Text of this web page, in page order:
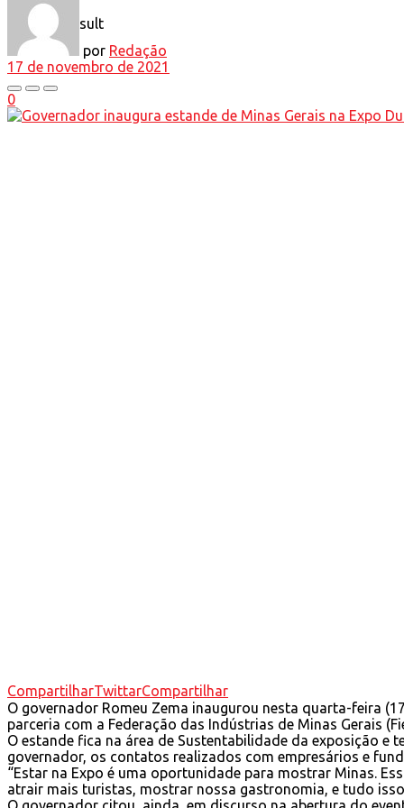
View All Result
por Redação
17 de novembro de 2021
0
CompartilharTwittarCompartilhar
O governador Romeu Zema inaugurou nesta quarta-feira
parceria com a Federação das Indústrias de Minas Gerais
O estande fica na área de Sustentabilidade da exposição
governador, os contatos realizados com empresários e
“Estar na Expo é uma oportunidade para mostrar Minas.
atrair mais turistas, mostrar nossa gastronomia, e tudo